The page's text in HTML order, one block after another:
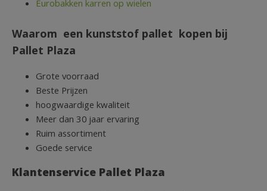
Eurobakken karren op wielen
Waarom een kunststof pallet kopen bij
Pallet Plaza
Grote voorraad
Beste Prijzen
hoogwaardige kwaliteit
Meer dan 30 jaar ervaring
Ruim assortiment
Goede service
Klantenservice Pallet Plaza